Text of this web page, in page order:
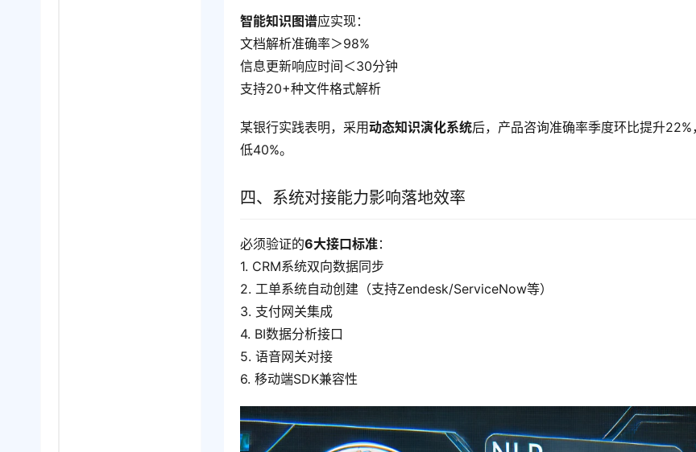
智能知识图谱应实现：
文档解析准确率＞98%
信息更新响应时间＜30分钟
支持20+种文件格式解析
某银行实践表明，采用动态知识演化系统后，产品咨询准确率季度环比提升
低40%。
四、系统对接能力影响落地效率
必须验证的6大接口标准：
1. CRM系统双向数据同步
2. 工单系统自动创建（支持Zendesk/ServiceNow等）
3. 支付网关集成
4. BI数据分析接口
5. 语音网关对接
6. 移动端SDK兼容性